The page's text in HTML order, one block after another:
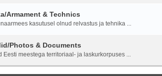
Armament & Technics
kasutusel olnud relvastus ja tehnika ...
Photos & Documents
Eesti meestega territoriaal- ja laskurkorpuses ...